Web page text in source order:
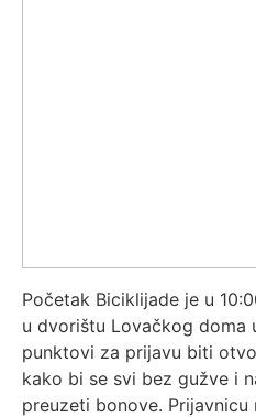
Početak Biciklijade je u
u dvorištu Lovačkog doma
punktovi za prijavu biti
kako bi se svi bez gužve i
preuzeti bonove.